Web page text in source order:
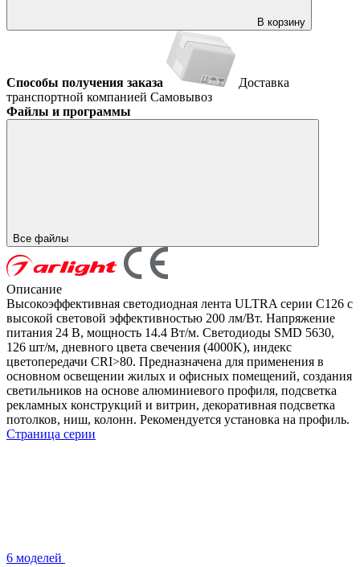
В корзину
Способы получения заказа
Доставка
транспортной компанией Самовывоз
Файлы и программы
Все файлы
Описание
Высокоэффективная светодиодная лента ULTRA серии C126 с
высокой световой эффективностью 200 лм/Вт. Напряжение
питания 24 В, мощность 14.4 Вт/м. Светодиоды SMD 5630,
126 шт/м, дневного цвета свечения (4000K), индекс
цветопередачи CRI>80. Предназначена для применения в
основном освещении жилых и офисных помещений, создания
светильников на основе алюминиевого профиля, подсветка
рекламных конструкций и витрин, декоративная подсветка
потолков, ниш, колонн. Рекомендуется установка на профиль.
Страница серии
6 моделей